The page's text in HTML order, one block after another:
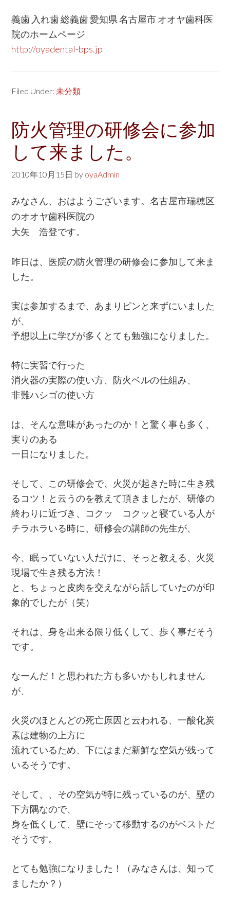
義歯 入れ歯 総義歯 愛知県 名古屋市 オオヤ歯科医
院のホームページ
http://oyadental-bps.jp
Filed Under: 未分類
防火管理の研修会に参加
して来ました。
2010年10月15日 by oyaAdmin
みなさん、おはようございます。名古屋市瑞穂区
のオオヤ歯科医院の
大矢 浩登です。
昨日は、医院の防火管理の研修会に参加して来ま
した。
実は参加するまで、あまりピンと来ずにいました
が、
予想以上に学びが多くとても勉強になりました。
特に実習で行った
消火器の実際の使い方、防火ベルの仕組み、
非難ハシゴの使い方
は、そんな意味があったのか！と驚く事も多く、
実りのある
一日になりました。
そして、この研修会で、火災が起きた時に生き残
るコツ！と云うのを教えて頂きましたが、研修の
終わりに近づき、コクッ コクッと寝ている人が
チラホラいる時に、研修会の講師の先生が、
今、眠っていない人だけに、そっと教える、火災
現場で生き残る方法！
と、ちょっと皮肉を交えながら話していたのが印
象的でしたが（笑）
それは、身を出来る限り低くして、歩く事だそう
です。
なーんだ！と思われた方も多いかもしれません
が、
火災のほとんどの死亡原因と云われる、一酸化炭
素は建物の上方に
流れているため、下にはまだ新鮮な空気が残って
いるそうです。
そして、、その空気が特に残っているのが、壁の
下方隅なので、
身を低くして、壁にそって移動するのがベストだ
そうです。
とても勉強になりました！（みなさんは、知って
ましたか？）